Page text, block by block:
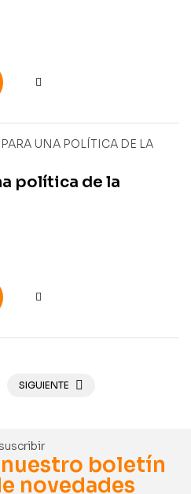
política de la
SIGUIENTE
boletín
novedades